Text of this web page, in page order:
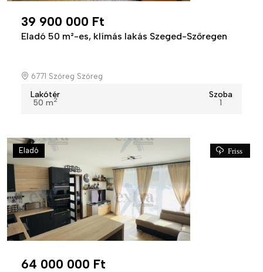
39 900 000 Ft
Eladó 50 m²-es, klímás lakás Szeged-Szőregen
6771 Szőreg Szőreg
Lakótér
50 m2
Szoba
1
Eladó Friss
64 000 000 Ft